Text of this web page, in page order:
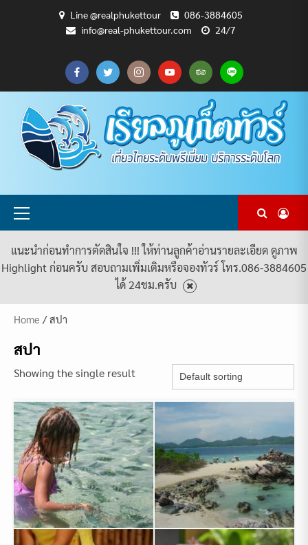
Line @realphukettour
086-3884605
info@real-phukettour.com
24/7
CART
CHECKOUT
MY
ACCOUNT
SAMPLE
PAGE
ทัวร์
ทั้งหมด
บทความ
ท่อง
เที่ยว
ยินดี
ต้อนรับ
สู่
PHUKET
TOUR
เกี่ยว
กับ
เรา
แพ็คเกจ
ทัวร์
ทั้งหมด
Primary
แนะนำก่อนทำการตัดสินใจ !!! ให้ท่านลูกค้าอ่านรายละเอียด ดูภาพ
Highlight ก่อนครับ สอบถามเพิ่มเติมหรือจองทัวร์ โทร.086-3884605
ได้ 24ชม.ครับ
Home / สปา
สปา
Showing the single result